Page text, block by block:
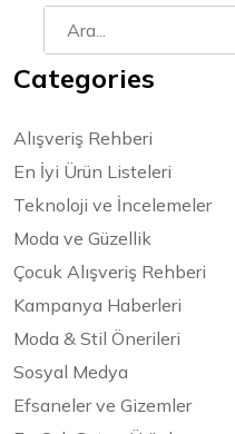
Categories
Alışveriş Rehberi
En İyi Ürün Listeleri
Teknoloji ve İncelemeler
Moda ve Güzellik
Çocuk Alışveriş Rehberi
Kampanya Haberleri
Moda & Stil Önerileri
Sosyal Medya
Efsaneler ve Gizemler